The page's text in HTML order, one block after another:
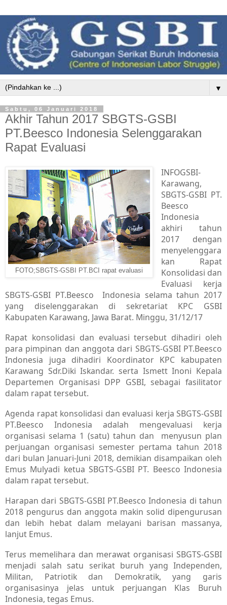
▼
Sabtu, 06 Januari 2018
Akhir Tahun 2017 SBGTS-GSBI
PT.Beesco Indonesia Selenggarakan
Rapat Evaluasi
FOTO;SBGTS-GSBI PT.BCI rapat evaluasi
INFOGSBI-
Karawang,
SBGTS-GSBI PT.
Beesco
Indonesia
akhiri tahun
2017 dengan
menyelenggara
kan Rapat
Konsolidasi dan
Evaluasi kerja
SBGTS-GSBI PT.Beesco Indonesia selama tahun 2017
yang diselenggarakan di sekretariat KPC GSBI
Kabupaten Karawang, Jawa Barat. Minggu, 31/12/17
Rapat konsolidasi dan evaluasi tersebut dihadiri oleh
para pimpinan dan anggota dari SBGTS-GSBI PT.Beesco
Indonesia juga dihadiri Koordinator KPC kabupaten
Karawang Sdr.Diki Iskandar. serta Ismett Inoni Kepala
Departemen Organisasi DPP GSBI, sebagai fasilitator
dalam rapat tersebut.
Agenda rapat konsolidasi dan evaluasi kerja SBGTS-GSBI
PT.Beesco Indonesia adalah mengevaluasi kerja
organisasi selama 1 (satu) tahun dan menyusun plan
perjuangan organisasi semester pertama tahun 2018
dari bulan Januari-Juni 2018, demikian disampaikan oleh
Emus Mulyadi ketua SBGTS-GSBI PT. Beesco Indonesia
dalam rapat tersebut.
Harapan dari SBGTS-GSBI PT.Beesco Indonesia di tahun
2018 pengurus dan anggota makin solid dipengurusan
dan lebih hebat dalam melayani barisan massanya,
lanjut Emus.
Terus memelihara dan merawat organisasi SBGTS-GSBI
menjadi salah satu serikat buruh yang Independen,
Militan, Patriotik dan Demokratik, yang garis
organisasinya jelas untuk perjuangan Klas Buruh
Indonesia, tegas Emus.